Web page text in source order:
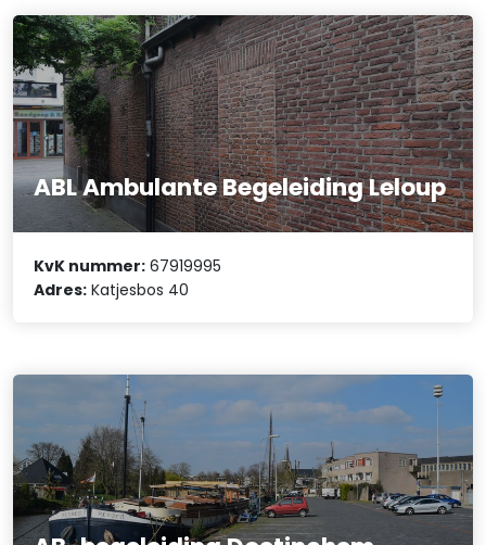
ABL Ambulante Begeleiding Leloup
KvK nummer: 67919995
Adres: Katjesbos 40